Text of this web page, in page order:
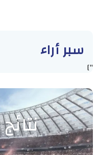
سبر أراء
"]